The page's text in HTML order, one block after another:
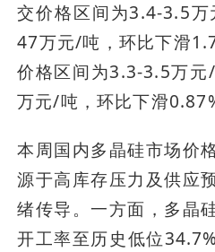
交价格区间为3.4-3.5
47万元/吨，环比下滑
价格区间为3.3-3.5万
万元/吨，环比下滑
本周国内多晶硅市场价
源于高库存压力及供应
绪传导。一方面，多晶
开工率至历史低位